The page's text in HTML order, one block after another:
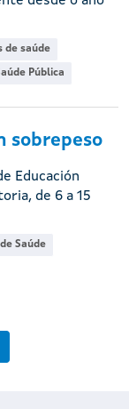
de saúde
Pública
sobrepeso
Educación
de 6 a 15
Saúde